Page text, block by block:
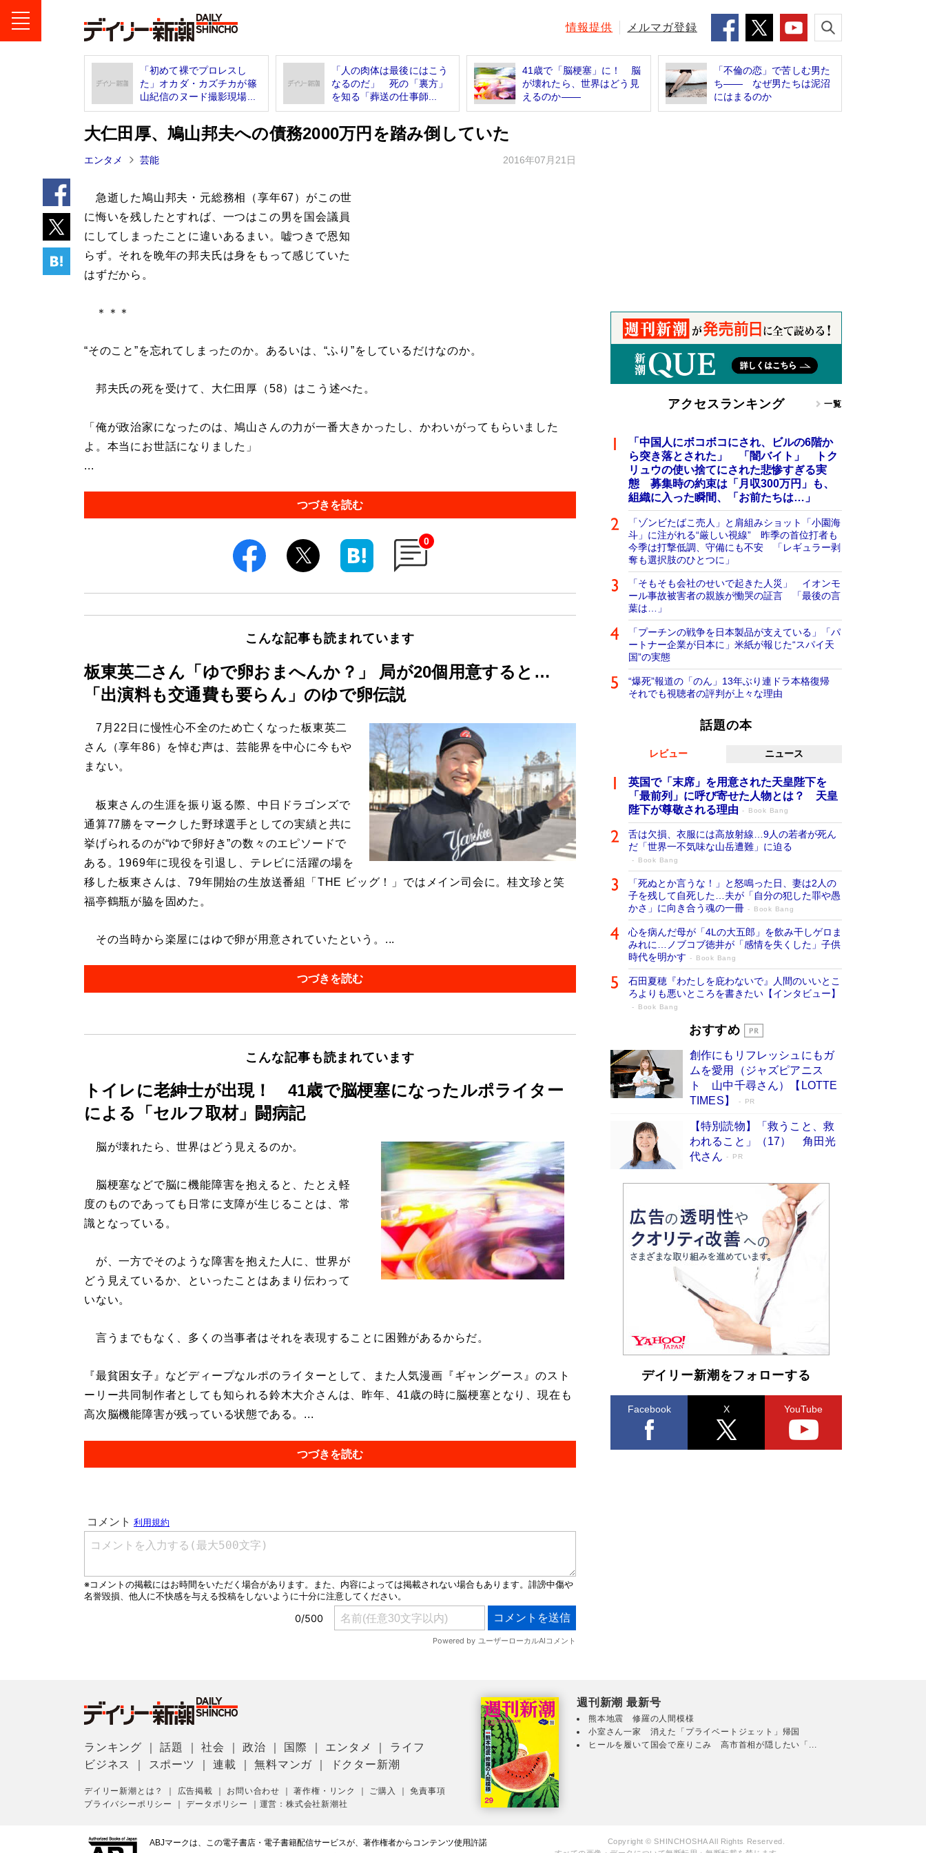
情報提供 メルマガ登録
「初めて裸でプロレスし
た」オカダ・カズチカが篠
山紀信のヌード撮影現場...
「人の肉体は最後にはこう
なるのだ」 死の「裏方」
を知る「葬送の仕事師...
41歳で「脳梗塞」に！ 脳
が壊れたら、世界はどう見
えるのか――
「不倫の恋」で苦しむ男た
ち―― なぜ男たちは泥沼
にはまるのか
大仁田厚、鳩山邦夫への債務2000万円を踏み倒していた
エンタメ 芸能 2016年07月21日
急逝した鳩山邦夫・元総務相（享年67）がこの世
に悔いを残したとすれば、一つはこの男を国会議員
にしてしまったことに違いあるまい。嘘つきで恩知
らず。それを晩年の邦夫氏は身をもって感じていた
はずだから。
＊＊＊
“そのこと”を忘れてしまったのか。あるいは、“ふり”をしているだけなのか。
邦夫氏の死を受けて、大仁田厚（58）はこう述べた。
「俺が政治家になったのは、鳩山さんの力が一番大きかったし、かわいがってもらいました
よ。本当にお世話になりました」
...
つづきを読む
0
こんな記事も読まれています
板東英二さん「ゆで卵おまへんか？」 局が20個用意すると…
「出演料も交通費も要らん」のゆで卵伝説
7月22日に慢性心不全のため亡くなった板東英二
さん（享年86）を悼む声は、芸能界を中心に今もや
まない。
板東さんの生涯を振り返る際、中日ドラゴンズで
通算77勝をマークした野球選手としての実績と共に
挙げられるのが“ゆで卵好き”の数々のエピソードで
ある。1969年に現役を引退し、テレビに活躍の場を
移した板東さんは、79年開始の生放送番組「THE ビッグ！」ではメイン司会に。桂文珍と笑
福亭鶴瓶が脇を固めた。
その当時から楽屋にはゆで卵が用意されていたという。...
つづきを読む
こんな記事も読まれています
トイレに老紳士が出現！ 41歳で脳梗塞になったルポライター
による「セルフ取材」闘病記
脳が壊れたら、世界はどう見えるのか。
脳梗塞などで脳に機能障害を抱えると、たとえ軽
度のものであっても日常に支障が生じることは、常
識となっている。
が、一方でそのような障害を抱えた人に、世界が
どう見えているか、といったことはあまり伝わって
いない。
言うまでもなく、多くの当事者はそれを表現することに困難があるからだ。
『最貧困女子』などディープなルポのライターとして、また人気漫画『ギャングース』のスト
ーリー共同制作者としても知られる鈴木大介さんは、昨年、41歳の時に脳梗塞となり、現在も
高次脳機能障害が残っている状態である。...
つづきを読む
アクセスランキング 一覧
「中国人にボコボコにされ、ビルの6階か
ら突き落とされた」 「闇バイト」 トク
リュウの使い捨てにされた悲惨すぎる実
態 募集時の約束は「月収300万円」も、
組織に入った瞬間、「お前たちは…」
「ゾンビたばこ売人」と肩組みショット「小園海
斗」に注がれる“厳しい視線” 昨季の首位打者も
今季は打撃低調、守備にも不安 「レギュラー剥
奪も選択肢のひとつに」
「そもそも会社のせいで起きた人災」 イオンモ
ール事故被害者の親族が慟哭の証言 「最後の言
葉は…」
「プーチンの戦争を日本製品が支えている」「パ
ートナー企業が日本に」米紙が報じた“スパイ天
国”の実態
“爆死”報道の「のん」13年ぶり連ドラ本格復帰
それでも視聴者の評判が上々な理由
話題の本
レビュー ニュース
英国で「末席」を用意された天皇陛下を
「最前列」に呼び寄せた人物とは？ 天皇
陛下が尊敬される理由
Book Bang
舌は欠損、衣服には高放射線…9人の若者が死ん
だ「世界一不気味な山岳遭難」に迫る
Book Bang
「死ぬとか言うな！」と怒鳴った日、妻は2人の
子を残して自死した…夫が「自分の犯した罪や愚
かさ」に向き合う魂の一冊
Book Bang
心を病んだ母が「4Lの大五郎」を飲み干しゲロま
みれに…ノブコブ徳井が「感情を失くした」子供
時代を明かす
Book Bang
石田夏穂『わたしを庇わないで』人間のいいとこ
ろよりも悪いところを書きたい【インタビュー】
Book Bang
「叱って伸びるやつは、褒めたらもっと伸
た“人を育てるコツ”…芸への考え方を明か
す
Book Bang
「『火垂るの墓』は、大嘘である」原作者が抱き
続けた“自責の念”とは…「自己憐憫は描きたくな
い」監督が徹底的にこだわったこと（後編） #
戦争の記憶
Book Bang
美輪明宏 晩年の回答を集めた『ほほえんで生き
るための人生相談』がランクイン［エンターテイ
メントベストセラー］
Book Bang
「宇宙兄弟」最終46巻がベストセラー1位 宇宙
開発への関心を押し上げた18年の物語に幕 特装
版には「宇宙で描かれたマンガ」も収録
Book Bang
「不意に涙が出そうに…」高嶋政伸が明かし
た“13歳の娘を暴行する役”への葛藤 インティマ
シーコーディネーターに支えられたNHK『大奥』
Book Bang
おすすめ
創作にもリフレッシュにもガ
ムを愛用（ジャズピアニス
ト 山中千尋さん）【LOTTE
TIMES】
PR
【特別読物】「救うこと、救
われること」（17） 角田光
代さん
PR
デイリー新潮をフォローする
Facebook X YouTube
ランキング ｜話題 ｜社会 ｜政治 国際 エンタメ
ライフ
ビジネス
スポーツ ｜連載 ｜無料マンガ ドクター新潮
デイリー新潮とは？ 広告掲載 お問い合わせ ｜著作権・リンク ご購入 ｜免責事項
プライバシーポリシー
｜データポリシー 運営：株式会社新潮社
週刊新潮 最新号
熊本地震 修羅の人間模様
小室さん一家 消えた「プライベートジェット」帰国
ヒールを履いて国会で座りこみ 高市首相が隠したい「...
ABJマークは、この電子書店・電子書籍配信サービスが、著作権者からコンテンツ使用許諾
Copyright © SHINCHOSHA All Rights Reserved.